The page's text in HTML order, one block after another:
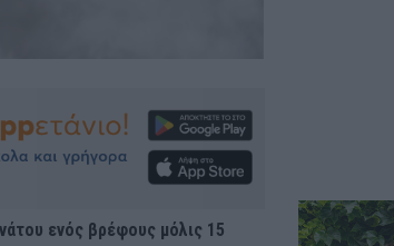
ενός βρέφους μόλις 15